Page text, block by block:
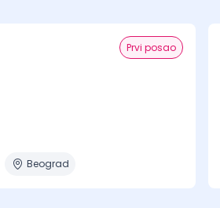
Prvi posao
Beograd